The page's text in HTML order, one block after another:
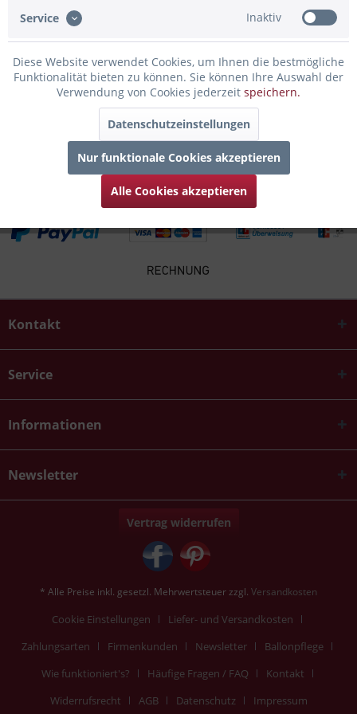
Bewertungen lesen, schreiben und diskutieren...
mehr
Infos zum Hersteller
Folgende Infos zum Hersteller sind verfübar......mehr
Kunden kauften auch
Kunden haben sich ebenfalls angesehen
Kontakt
Service
Informationen
Newsletter
Vertrag widerrufen
* Alle Preise inkl. gesetzl. Mehrwertsteuer zzgl. Versandkosten
Cookie Einstellungen
Liefer- und Versandkosten
Zahlungsarten
Firmenkunden Newsletter
Ballonpflege
Wie funktioniert's?
Häufige Fragen / FAQ
Kontakt
Widerrufsrecht
AGB Datenschutz Impressum
Service Inaktiv
Diese Website verwendet Cookies, um Ihnen die bestmögliche
Funktionalität bieten zu können. Sie können Ihre Auswahl der
Verwendung von Cookies jederzeit speichern.
Datenschutzeinstellungen
Nur funktionale Cookies akzeptieren
Alle Cookies akzeptieren